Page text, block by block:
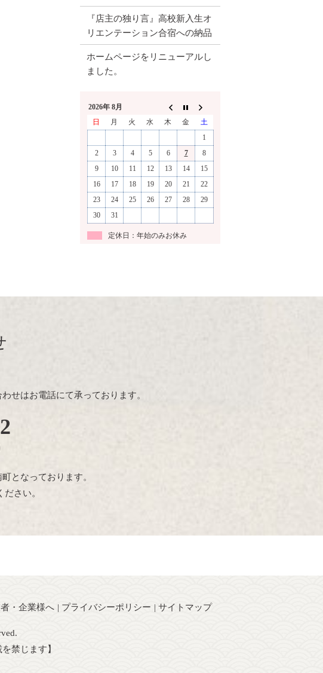
『店主の独り言』高校新入生オ
リエンテーション合宿への納品
ホームページをリニューアルし
ました。
2026年 8月
日
月 火 水 木 金
土
1
2
3 4 5 6 7
8
9
10 11 12 13 14
15
16
17 18 19 20 21
22
23
24 25 26 27 28
29
30
31
定休日：年始のみお休み
せはお電話にて承っております。
となっております。
さい。
・企業様へ プライバシーポリシー サイトマップ
禁じます】